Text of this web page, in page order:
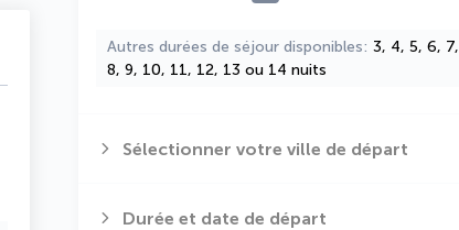
Autres durées de séjour disponibles 3, 4, 5, 6, 7,
8, 9, 10, 11, 12, 13 ou 14 nuits
Sélectionner votre ville de départ
Durée et date de départ